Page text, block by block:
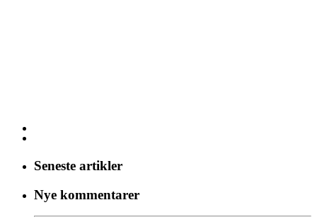
Seneste artikler
Nye kommentarer